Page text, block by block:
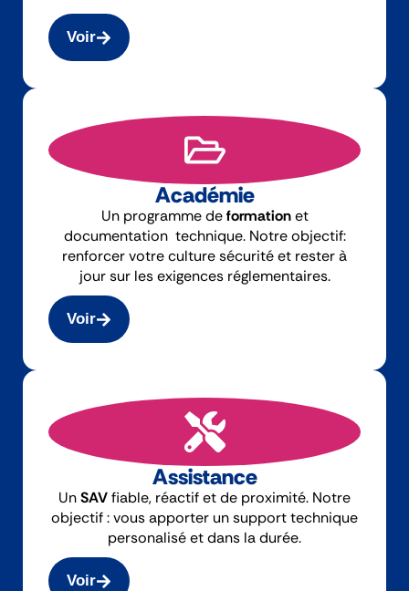
Voir
Académie
Un programme deformationet
documentation technique. Notre objectif:
renforcer votre culture sécurité et rester à
jour sur les exigences réglementaires.
Voir
Assistance
UnSAVfiable, réactif et de proximité. Notre
objectif : vous apporter un support technique
personalisé et dans la durée.
Voir